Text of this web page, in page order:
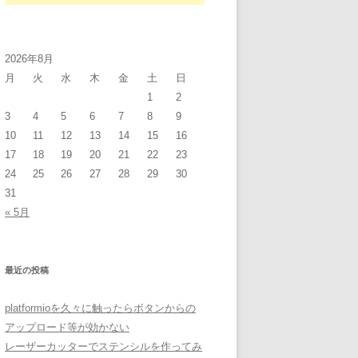
2026年8月
月
火 水 木 金 土
日
1
2
3
4 5 6 7 8
9
10
11 12 13 14 15
16
17
18 19 20 21 22
23
24
25 26 27 28 29
30
31
« 5月
最近の投稿
platformioを久々に触ったらボタンからの
アップロード等が効かない
レーザーカッターでステンシルを作ってみ